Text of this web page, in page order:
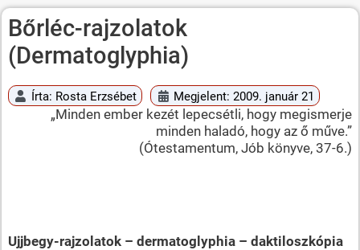
Bőrléc-rajzolatok
(Dermatoglyphia)
Írta: Rosta Erzsébet Megjelent: 2009. január 21
„Minden ember kezét lepecsétli, hogy megismerje
minden haladó, hogy az ő műve.”
(Ótestamentum, Jób könyve, 37-6.)
Ujjbegy-rajzolatok – dermatoglyphia – daktiloszkópia